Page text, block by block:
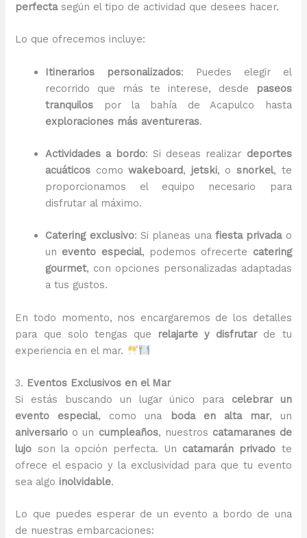
perfectasegún el tipo de actividad que desees hacer.
Lo que ofrecemos incluye:
Itinerarios personalizados: Puedes elegir el
recorrido que más te interese, desde
paseos
tranquilos por la bahía de Acapulco hasta
exploraciones más aventureras.
Actividades a bordo: Si deseas realizar deportes
acuáticos comowakeboard, jetski, o snorkel, te
proporcionamos el equipo necesario para
disfrutar al máximo.
Catering exclusivo: Si planeas una fiesta privadao
un evento especial, podemos ofrecerte catering
gourmet, con opciones personalizadas adaptadas
a tus gustos.
En todo momento, nos encargaremos de los detalles
para que solo tengas que
relajarte y disfrutarde tu
experiencia en el mar.
3. Eventos Exclusivos en el Mar
Si estás buscando un lugar único para celebrar un
evento especial, como una boda en alta mar, un
aniversario o un cumpleaños, nuestros catamaranes de
lujo son la opción perfecta. Un catamarán privado te
ofrece el espacio y la exclusividad para que tu evento
sea algo inolvidable.
Lo que puedes esperar de un evento a bordo de una
de nuestras embarcaciones: